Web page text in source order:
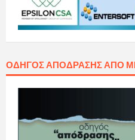
ΟΔΗΓΌΣ ΑΠΌΔΡΑΣΗΣ ΑΠΌ